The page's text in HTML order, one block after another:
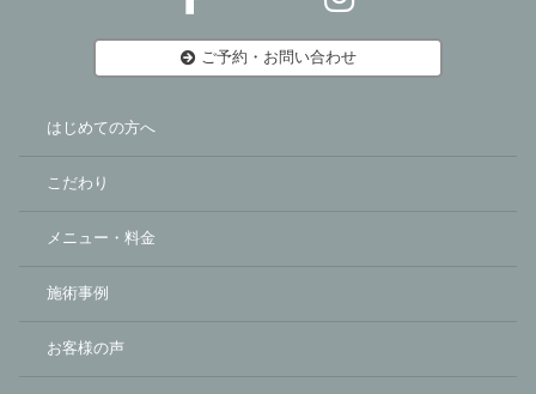
ご予約・お問い合わせ
はじめての方へ
こだわり
メニュー・料金
施術事例
お客様の声